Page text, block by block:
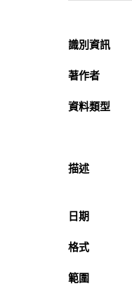
識別資訊
著作者
資料類型
描述
日期
格式
範圍